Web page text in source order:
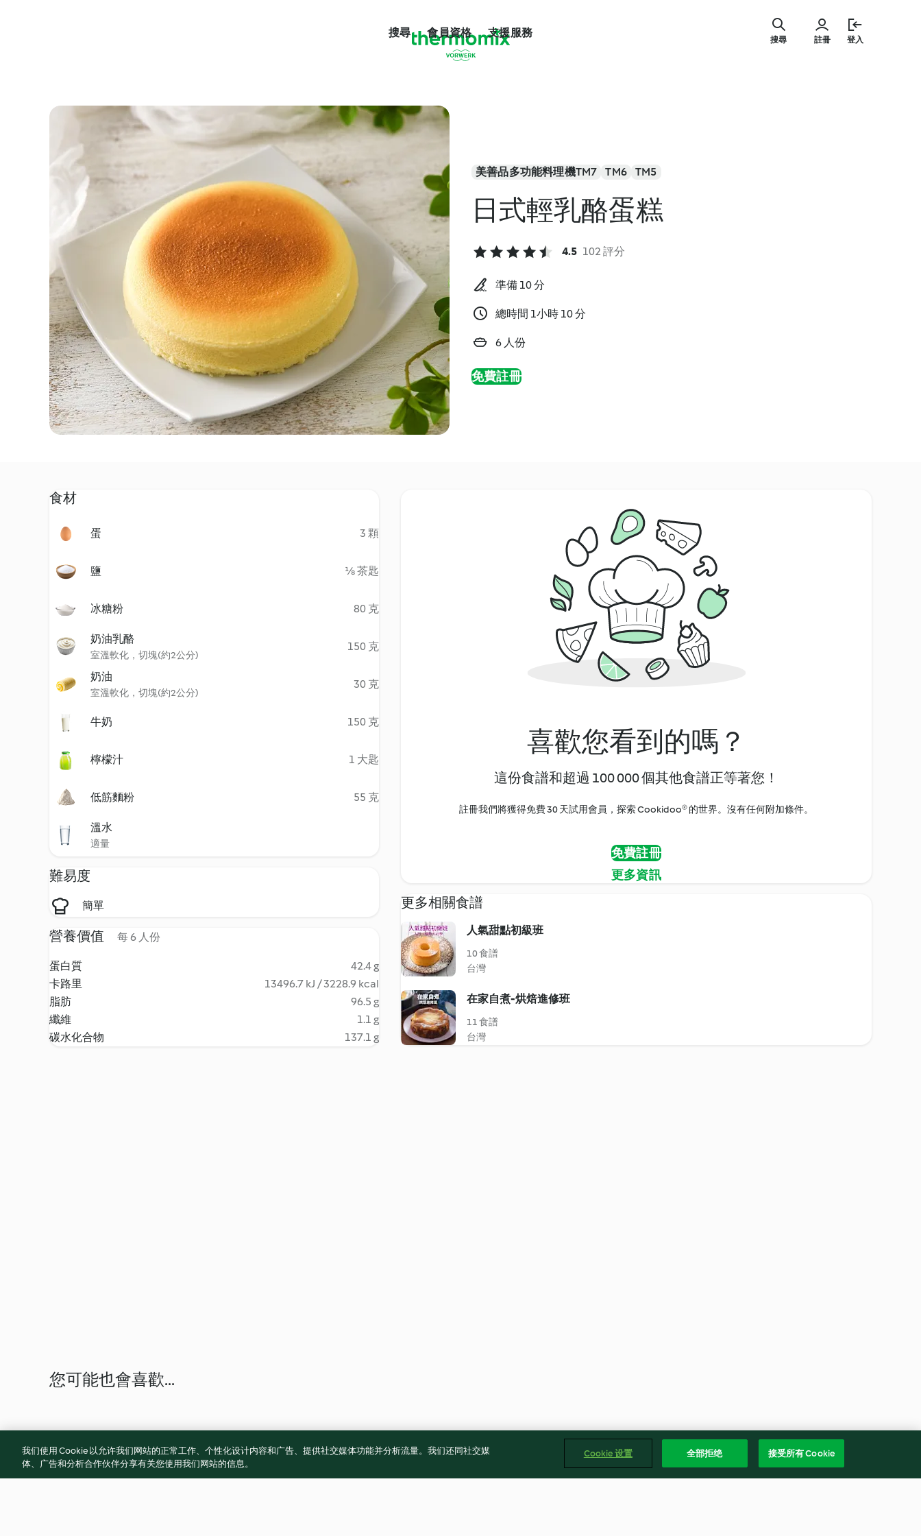
搜尋 會員資格 支援服務
註冊 登入
搜尋
美善品多功能料理機TM7 TM6 TM5
日式輕乳酪蛋糕
4.5 102 評分
準備 10 分
總時間 1小時 10 分
6 人份
免費註冊
食材
蛋 3 顆
鹽 ⅛ 茶匙
冰糖粉 80 克
奶油乳酪
室溫軟化，切塊(約2公分)
150 克
奶油
室溫軟化，切塊(約2公分)
30 克
牛奶 150 克
檸檬汁 1 大匙
低筋麵粉 55 克
溫水
適量
難易度
簡單
營養價值 每 6 人份
蛋白質
42.4 g
卡路里
13496.7 kJ / 3228.9 kcal
脂肪
96.5 g
纖維
1.1 g
碳水化合物
137.1 g
喜歡您看到的嗎？
這份食譜和超過 100 000 個其他食譜正等著您！
註冊我們將獲得免費 30 天試用會員，探索 Cookidoo® 的世界。沒有任何附加條件。
免費註冊
更多資訊
更多相關食譜
人氣甜點初級班
10 食譜
台灣
在家自煮-烘焙進修班
11 食譜
台灣
您可能也會喜歡...
我们使用 Cookie 以允许我们网站的正常工作、个性化设计内容和广告、提供社交媒体功能并分析流量。我们还同社交媒
体、广告和分析合作伙伴分享有关您使用我们网站的信息。
Cookie 设置 全部拒绝 接受所有 Cookie